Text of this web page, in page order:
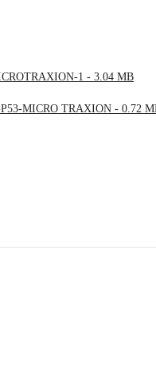
1 - 3.04 MB
MICRO TRAXION - 0.72